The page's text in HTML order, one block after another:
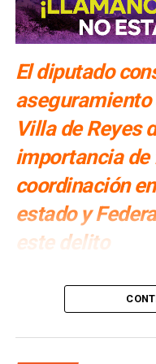
El diputado
Villa de Reyes
importancia
coordinación
estado y
este delito
Cuauhtli Badillo
Congreso del Estado,